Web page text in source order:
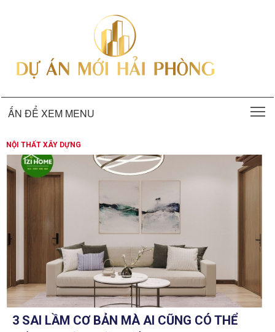
ẤN ĐỂ XEM MENU
NỘI THẤT XÂY DỰNG
3 SAI LẦM CƠ BẢN MÀ AI CŨNG CÓ THỂ